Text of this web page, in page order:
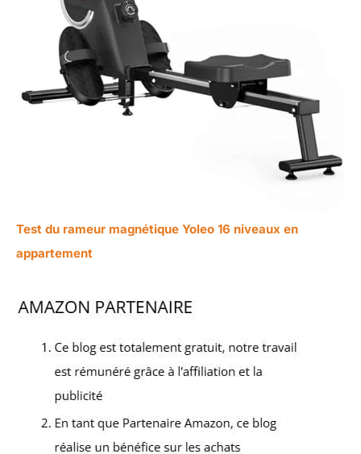
Test du rameur magnétique Yoleo 16 niveaux en
appartement